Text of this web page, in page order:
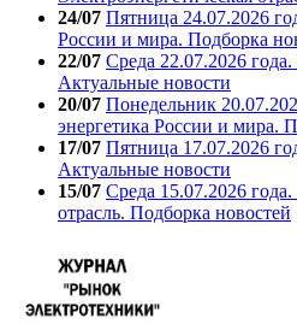
24/07 Пятница 24.07.2026
России и мира. Подборка
22/07 Среда 22.07.2026 года.
Актуальные новости
20/07 Понедельник
энергетика России и мира.
17/07 Пятница 17.07.2026
Актуальные новости
15/07 Среда 15.07.2026 года.
отрасль. Подборка новостей